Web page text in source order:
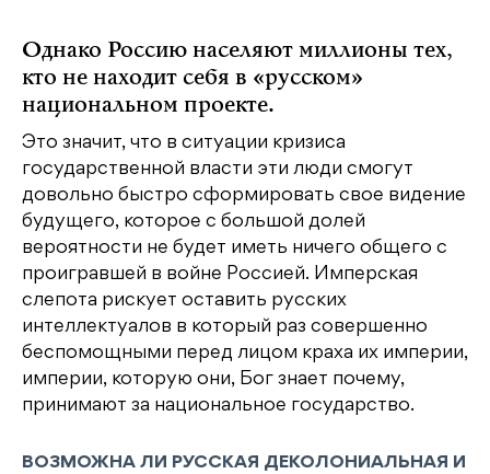
Однако Россию населяют миллионы тех,
кто не находит себя в «русском»
национальном проекте.
Это значит, что в ситуации кризиса
государственной власти эти люди смогут
довольно быстро сформировать свое видение
будущего, которое с большой долей
вероятности не будет иметь ничего общего с
проигравшей в войне Россией. Имперская
слепота рискует оставить русских
интеллектуалов в который раз совершенно
беспомощными перед лицом краха их империи,
империи, которую они, Бог знает почему,
принимают за национальное государство.
ВОЗМОЖНА ЛИ РУССКАЯ ДЕКОЛОНИАЛЬНАЯ И